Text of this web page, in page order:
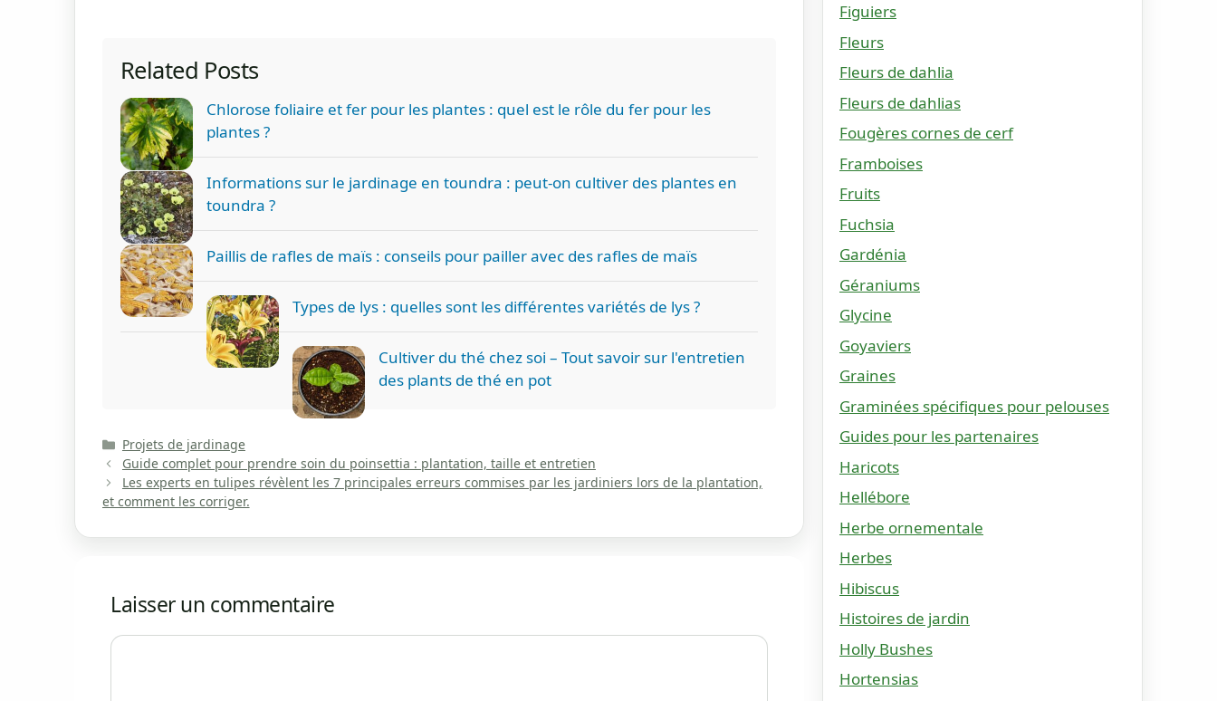
Related Posts
Chlorose foliaire et fer pour les plantes : quel est le rôle du fer pour les
plantes ?
Informations sur le jardinage en toundra : peut-on cultiver des plantes en
toundra ?
Paillis de rafles de maïs : conseils pour pailler avec des rafles de maïs
Types de lys : quelles sont les différentes variétés de lys ?
Cultiver du thé chez soi – Tout savoir sur l'entretien
des plants de thé en pot
Catégories
Projets de jardinage
Guide complet pour prendre soin du poinsettia : plantation, taille et entretien
Les experts en tulipes révèlent les 7 principales erreurs commises par les jardiniers lors de la plantation,
et comment les corriger.
Laisser un commentaire
Commentaire
Figuiers
Fleurs
Fleurs de dahlia
Fleurs de dahlias
Fougères cornes de cerf
Framboises
Fruits
Fuchsia
Gardénia
Géraniums
Glycine
Goyaviers
Graines
Graminées spécifiques pour pelouses
Guides pour les partenaires
Haricots
Hellébore
Herbe ornementale
Herbes
Hibiscus
Histoires de jardin
Holly Bushes
Hortensias